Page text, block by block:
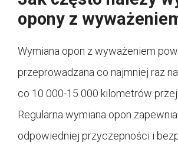
opony z
Wymiana opon z wyważeniem
przeprowadzana co najmniej raz
co 10 000-15 000 kilometrów
Regularna wymiana opon
odpowiedniej przyczepności i